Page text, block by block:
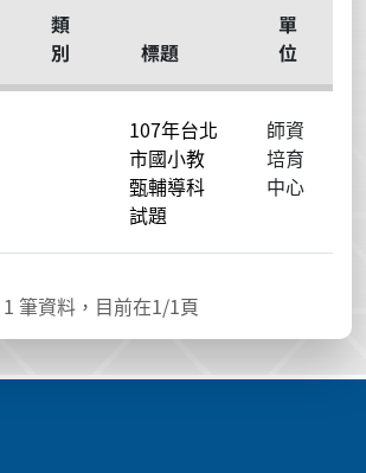
類
別
標題
單
位
107年台北
市國小教
甄輔導科
試題
師資
培育
中心
1 筆資料，目前在1/1頁